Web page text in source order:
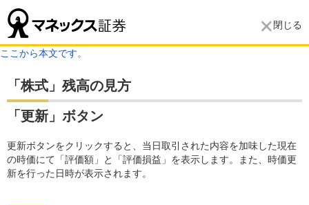
閉じる
ここから本文です。
「株式」残高の見方
「更新」ボタン
更新ボタンをクリックすると、当日取引された内容を加味した現在
の時価にて「評価額」と「評価損益」を表示します。また、時価更
新を行った日時が表示されます。